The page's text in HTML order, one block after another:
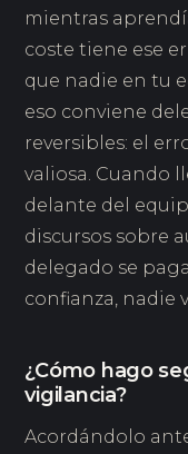
mientras
coste tiene ese
que nadie en tu
eso conviene
reversibles: el
valiosa. Cuando
delante del
discursos sobre
delegado se
confianza, nadie
¿Cómo hago
vigilancia?
Acordándolo